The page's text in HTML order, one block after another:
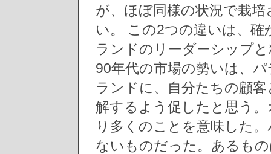
が、ほぼ同様の状況で栽
い。 この2つの違いは、
ランドのリーダーシップ
90年代の市場の勢いは、
ランドに、自分たちの顧
解するよう促したと思う
り多くのことを意味した
ないものだった。あるも